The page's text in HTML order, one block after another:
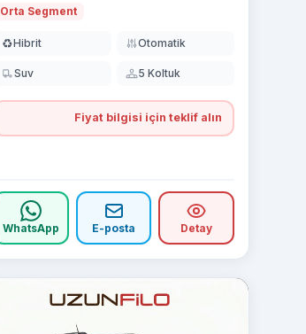
Orta Segment
♻️Hibrit Otomatik
Suv 5 Koltuk
Fiyat bilgisi için teklif alın
WhatsApp E-posta Detay